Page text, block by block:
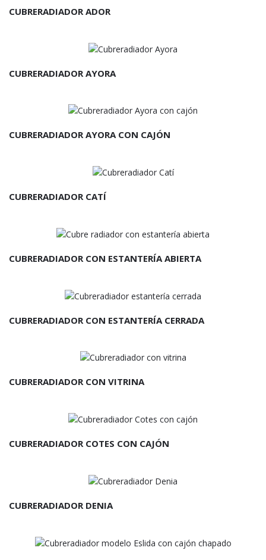
CUBRERADIADOR ADOR
CUBRERADIADOR AYORA
CUBRERADIADOR AYORA CON CAJÓN
CUBRERADIADOR CATÍ
CUBRERADIADOR CON ESTANTERÍA ABIERTA
CUBRERADIADOR CON ESTANTERÍA CERRADA
CUBRERADIADOR CON VITRINA
CUBRERADIADOR COTES CON CAJÓN
CUBRERADIADOR DENIA